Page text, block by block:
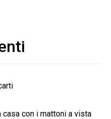
casa con i mattoni a vista